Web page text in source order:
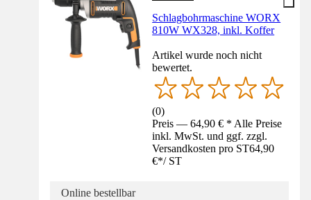
Schlagbohrmaschine WORX
810W WX328, inkl. Koffer
Artikel wurde noch nicht
bewertet.
(0)
Preis — 64,90 € * Alle Preise
inkl. MwSt. und ggf. zzgl.
Versandkosten pro ST64,90
€*/ ST
Online bestellbar